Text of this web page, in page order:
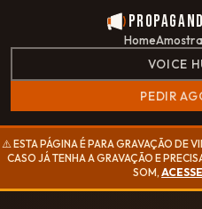
Home
VOICE
PEDIR
⚠️ ESTA PÁGINA É PARA GRAVAÇÃO DE
CASO JÁ TENHA A GRAVAÇÃO E
SOM,